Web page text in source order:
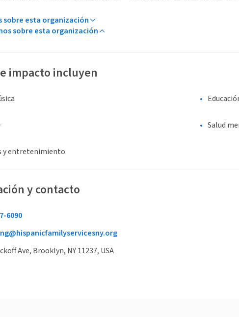
sobre esta organización
sobre esta organización
impacto incluyen
Salud
y entretenimiento
y contacto
6090
Ave, Brooklyn, NY 11237, USA